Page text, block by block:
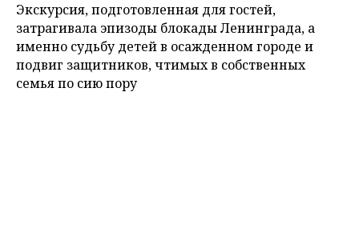
Экскурсия, подготовленная для гостей,
затрагивала эпизоды блокады Ленинграда, а
именно судьбу детей в осажденном городе и
подвиг защитников, чтимых в собственных
семья по сию пору